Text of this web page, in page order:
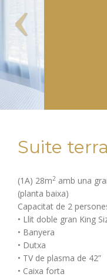
Suite
(1A) 28m2 amb una
(planta baixa)
Capacitat de 2
• Llit doble gran King
• Banyera
• Dutxa
• TV de plasma de 42”
• Caixa forta